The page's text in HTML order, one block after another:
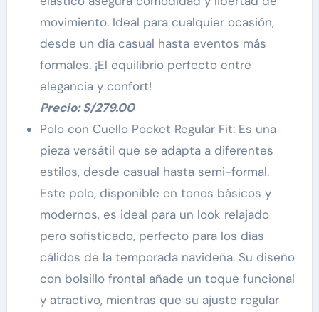
movimiento. Ideal para cualquier ocasión,
desde un día casual hasta eventos más
formales. ¡El equilibrio perfecto entre
elegancia y confort!
Precio: S/279.00
Polo con Cuello Pocket Regular Fit: Es una
pieza versátil que se adapta a diferentes
estilos, desde casual hasta semi-formal.
Este polo, disponible en tonos básicos y
modernos, es ideal para un look relajado
pero sofisticado, perfecto para los días
cálidos de la temporada navideña. Su diseño
con bolsillo frontal añade un toque funcional
y atractivo, mientras que su ajuste regular